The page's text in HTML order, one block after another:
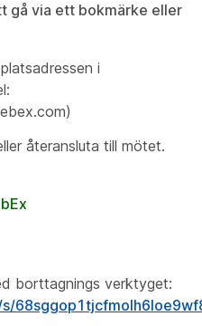
gå via ett bokmärke eller
i
återansluta till mötet.
borttagnings verktyget: